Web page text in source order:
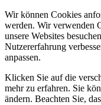
Wir können Cookies
werden. Wir verwenden
unsere Websites
Nutzererfahrung
anpassen.
Klicken Sie auf die
mehr zu erfahren. Sie
ändern. Beachten Sie,